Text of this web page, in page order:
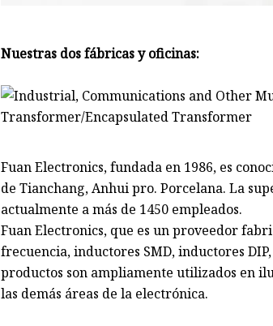
Nuestras dos fábricas y oficinas:
Fuan Electronics, fundada en 1986, es
de Tianchang, Anhui pro. Porcelana. La
actualmente a más de 1450 empleados.
Fuan Electronics, que es un proveedor
frecuencia, inductores SMD, inductores
productos son ampliamente utilizados en
las demás áreas de la electrónica.